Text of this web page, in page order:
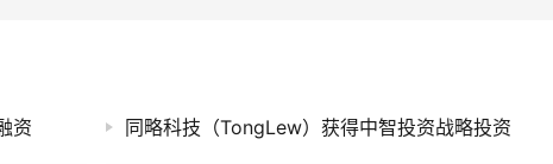
资 同略科技（TongLew）获得中智投资战略投资